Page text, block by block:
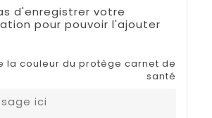
d'enregistrer votre
pour pouvoir l'ajouter
la couleur du protège carnet de
santé